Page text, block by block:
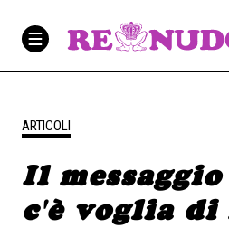
ARTICOLI
Il
c'è voglia